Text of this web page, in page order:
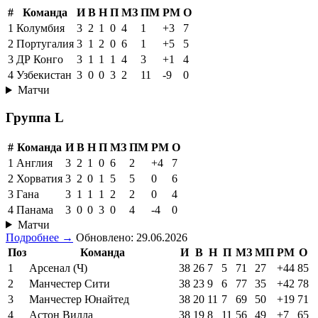
# Команда И В Н П МЗ ПМ РМ О
1 Колумбия 3 2 1 0 4 1 +3
7
2 Португалия 3 1 2 0 6 1 +5
5
3 ДР Конго 3 1 1 1 4 3 +1
4
4 Узбекистан 3 0 0 3 2 11 -9
0
Матчи
Группа L
# Команда И В Н П МЗ ПМ РМ О
1 Англия 3 2 1 0 6 2 +4
7
2 Хорватия 3 2 0 1 5 5 0
6
3 Гана 3 1 1 1 2 2 0
4
4 Панама 3 0 0 3 0 4 -4
0
Матчи
Подробнее → Обновлено: 29.06.2026
Поз
Команда И В Н П МЗ МП РМ О
1
Арсенал (Ч) 38 26 7 5 71 27 +44 85
2
Манчестер Сити 38 23 9 6 77 35 +42 78
3
Манчестер Юнайтед 38 20 11 7 69 50 +19 71
4
Астон Вилла 38 19 8 11 56 49 +7 65